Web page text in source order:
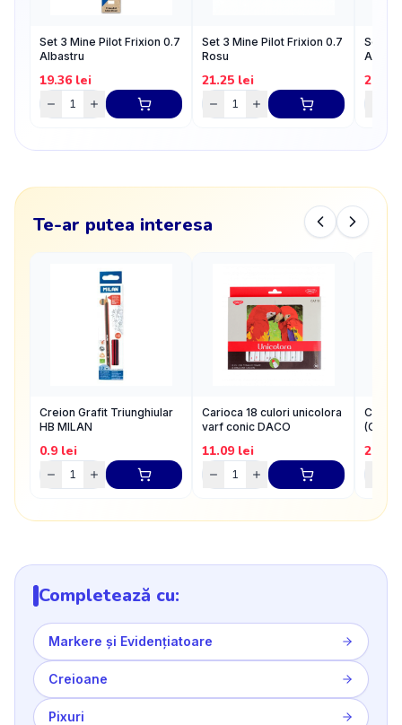
Set 3 Mine Pilot Frixion 0.7
Albastru
19.36lei
Set 3 Mine Pilot Frixion 0.7
Rosu
21.25 lei
Set 3
20.24
Te-ar putea interesa
Creion Grafit Triunghiular
HB MILAN
0.9 lei
Carioca 18 culori unicolora
varf conic DACO
11.09 lei 20.58
Completează cu:
Markere și Evidențiatoare
Creioane
Pixuri